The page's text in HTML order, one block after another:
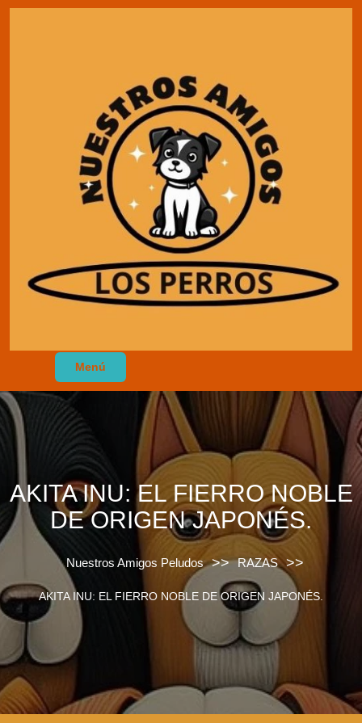
Menú
AKITA INU: EL FIERRO NOBLE
DE ORIGEN JAPONÉS.
Nuestros Amigos Peludos >> RAZAS >>
AKITA INU: EL FIERRO NOBLE DE ORIGEN JAPONÉS.